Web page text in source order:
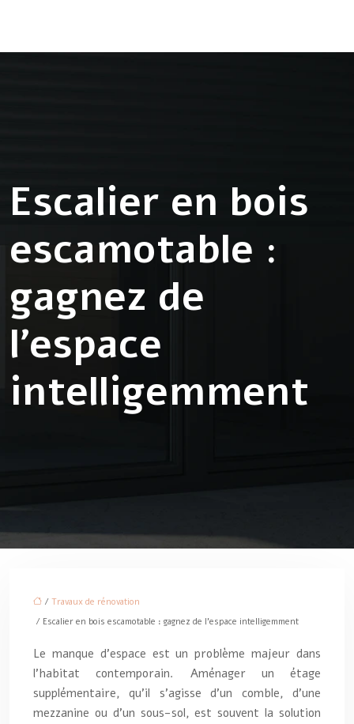
Escalier en bois
escamotable :
gagnez de
l’espace
intelligemment
/ Travaux de rénovation
/ Escalier en bois escamotable : gagnez de l’espace intelligemment
Le manque d’espace est un problème majeur dans
l’habitat contemporain. Aménager un étage
supplémentaire, qu’il s’agisse d’un comble, d’une
mezzanine ou d’un sous-sol, est souvent la solution